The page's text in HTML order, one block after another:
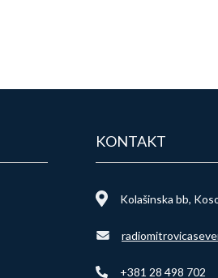
KONTAKT
Kolašinska bb,
+381 28 498 702